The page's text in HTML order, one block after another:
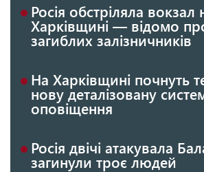
Росія обстріляла вокзал
Харківщині — відомо
загиблих залізничників
На Харківщині почнуть
нову деталізовану
оповіщення
Росія двічі атакувала
загинули троє людей